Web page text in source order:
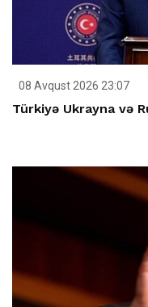
08 Avqust 2026 23:07
Türkiyə Ukrayna və